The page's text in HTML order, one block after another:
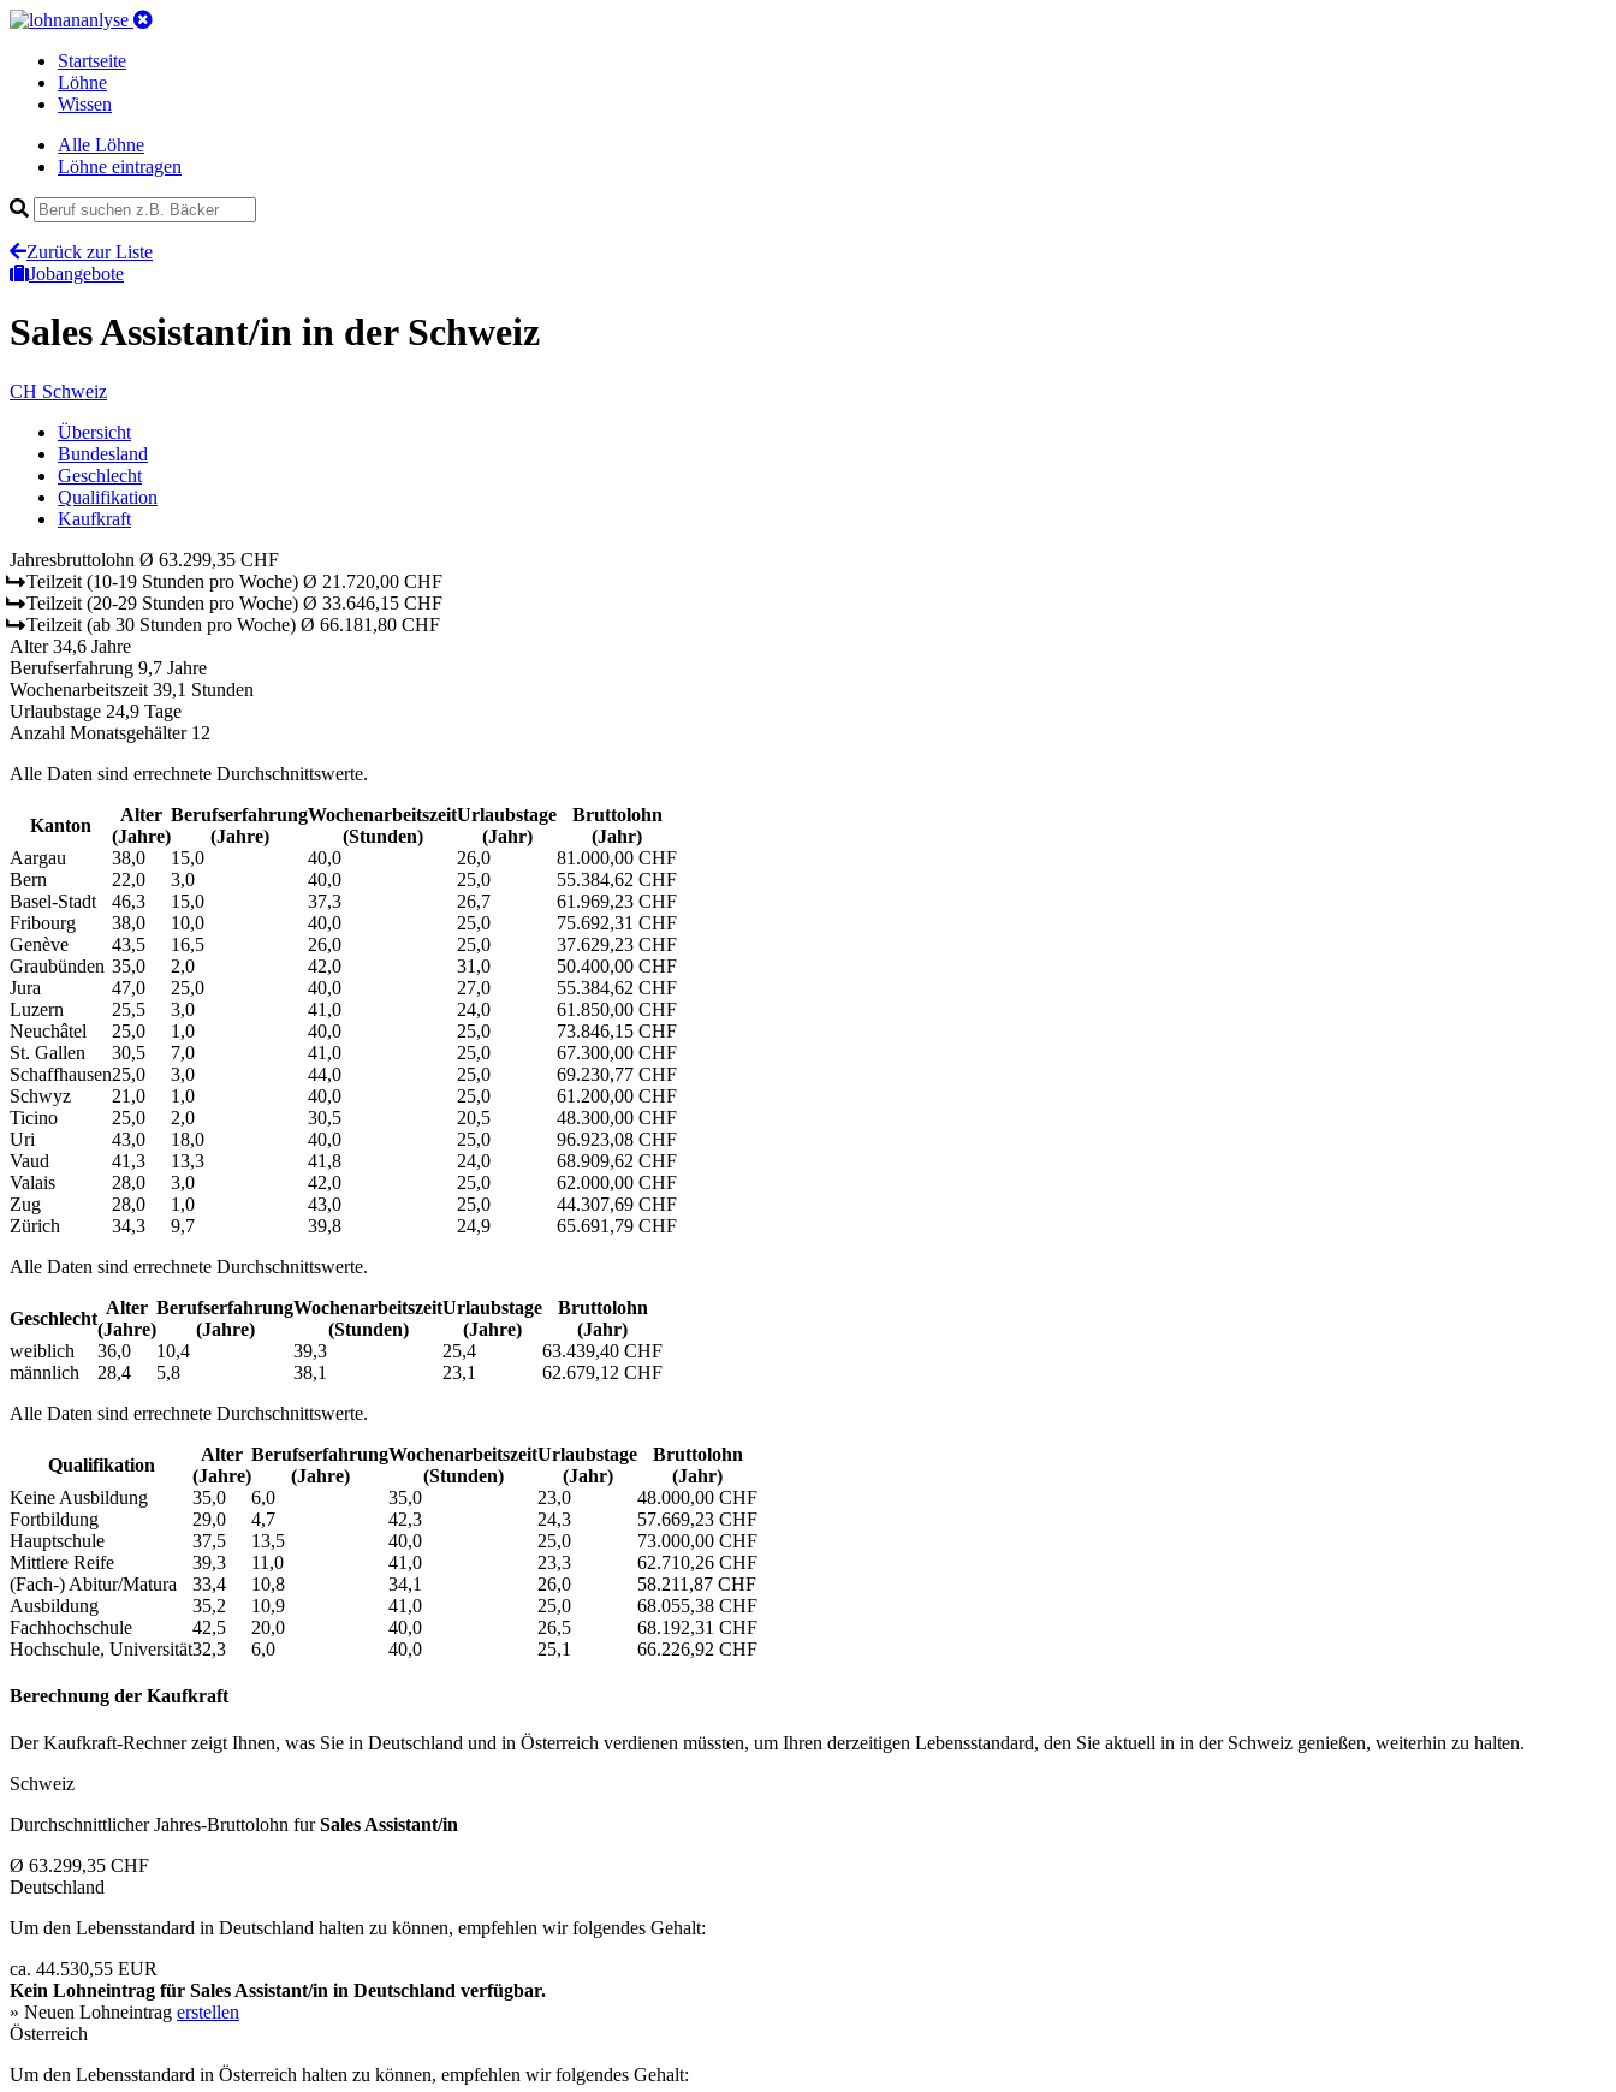
Startseite
Löhne
Wissen
Alle Löhne
Löhne eintragen
Zurück zur Liste
Jobangebote
Sales Assistant/in in der Schweiz
CH Schweiz
Übersicht
Bundesland
Geschlecht
Qualifikation
Kaufkraft
Jahresbruttolohn Ø 63.299,35 CHF
Teilzeit (10-19 Stunden pro Woche) Ø 21.720,00 CHF
Teilzeit (20-29 Stunden pro Woche) Ø 33.646,15 CHF
Teilzeit (ab 30 Stunden pro Woche) Ø 66.181,80 CHF
Alter 34,6 Jahre
Berufserfahrung 9,7 Jahre
Wochenarbeitszeit 39,1 Stunden
Urlaubstage 24,9 Tage
Anzahl Monatsgehälter 12
Alle Daten sind errechnete Durchschnittswerte.
Kanton
Alter
(Jahre)
Berufs­erfahrung
(Jahre)
Wochen­arbeitszeit
(Stunden)
Urlaubs­tage
(Jahr)
Bruttolohn
(Jahr)
Aargau
38,0 15,0 40,0 26,0
81.000,00 CHF
Bern
22,0 3,0 40,0 25,0
55.384,62 CHF
Basel-Stadt
46,3 15,0 37,3 26,7
61.969,23 CHF
Fribourg
38,0 10,0 40,0 25,0
75.692,31 CHF
Genève
43,5 16,5 26,0 25,0
37.629,23 CHF
Graubünden 35,0 2,0 42,0 31,0
50.400,00 CHF
Jura
47,0 25,0 40,0 27,0
55.384,62 CHF
Luzern
25,5 3,0 41,0 24,0
61.850,00 CHF
Neuchâtel
25,0 1,0 40,0 25,0
73.846,15 CHF
St. Gallen
30,5 7,0 41,0 25,0
67.300,00 CHF
Schaffhausen25,0 3,0 44,0 25,0
69.230,77 CHF
Schwyz
21,0 1,0 40,0 25,0
61.200,00 CHF
Ticino
25,0 2,0 30,5 20,5
48.300,00 CHF
Uri
43,0 18,0 40,0 25,0
96.923,08 CHF
Vaud
41,3 13,3 41,8 24,0
68.909,62 CHF
Valais
28,0 3,0 42,0 25,0
62.000,00 CHF
Zug
28,0 1,0 43,0 25,0
44.307,69 CHF
Zürich
34,3 9,7 39,8 24,9
65.691,79 CHF
Alle Daten sind errechnete Durchschnittswerte.
Geschlecht
Alter
(Jahre)
Berufs­erfahrung
(Jahre)
Wochen­arbeitszeit
(Stunden)
Urlaubs­tage
(Jahre)
Bruttolohn
(Jahr)
weiblich
36,0 10,4 39,3 25,4
63.439,40 CHF
männlich
28,4 5,8 38,1 23,1
62.679,12 CHF
Alle Daten sind errechnete Durchschnittswerte.
Qualifikation
Alter
(Jahre)
Berufs­erfahrung
(Jahre)
Wochen­arbeitszeit
(Stunden)
Urlaubs­tage
(Jahr)
Bruttolohn
(Jahr)
Keine Ausbildung
35,0 6,0 35,0 23,0
48.000,00 CHF
Fortbildung
29,0 4,7 42,3 24,3
57.669,23 CHF
Hauptschule
37,5 13,5 40,0 25,0
73.000,00 CHF
Mittlere Reife
39,3 11,0 41,0 23,3
62.710,26 CHF
(Fach-) Abitur/Matura
33,4 10,8 34,1 26,0
58.211,87 CHF
Ausbildung
35,2 10,9 41,0 25,0
68.055,38 CHF
Fachhochschule
42,5 20,0 40,0 26,5
68.192,31 CHF
Hochschule, Universität32,3 6,0 40,0 25,1 66.226,92 CHF
Berechnung der Kaufkraft
Der Kaufkraft-Rechner zeigt Ihnen, was Sie in Deutschland und in Österreich verdienen müssten, um Ihren derzeitigen Lebensstandard, den Sie aktuell in in der Schweiz genießen, weiterhin zu halten.
Schweiz
Durchschnittlicher Jahres-Bruttolohn furSales Assistant/in
Ø 63.299,35 CHF
Deutschland
Um den Lebensstandard in Deutschland halten zu können, empfehlen wir folgendes Gehalt:
ca. 44.530,55 EUR
Kein Lohneintrag für Sales Assistant/in in Deutschland verfügbar.
» Neuen Lohneintrag erstellen
Österreich
Um den Lebensstandard in Österreich halten zu können, empfehlen wir folgendes Gehalt: